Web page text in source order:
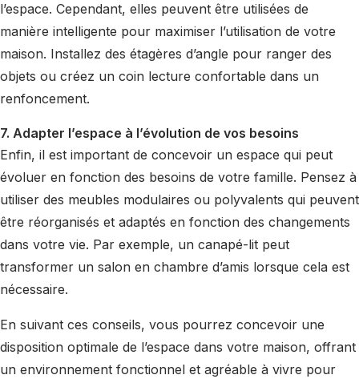
l’espace. Cependant, elles peuvent être utilisées de
manière intelligente pour maximiser l’utilisation de votre
maison. Installez des étagères d’angle pour ranger des
objets ou créez un coin lecture confortable dans un
renfoncement.
7. Adapter l’espace à l’évolution de vos besoins
Enfin, il est important de concevoir un espace qui peut
évoluer en fonction des besoins de votre famille. Pensez à
utiliser des meubles modulaires ou polyvalents qui peuvent
être réorganisés et adaptés en fonction des changements
dans votre vie. Par exemple, un canapé-lit peut
transformer un salon en chambre d’amis lorsque cela est
nécessaire.
En suivant ces conseils, vous pourrez concevoir une
disposition optimale de l’espace dans votre maison, offrant
un environnement fonctionnel et agréable à vivre pour